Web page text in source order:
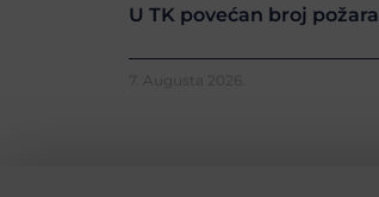
U TK povećan broj požara
7. Augusta 2026.